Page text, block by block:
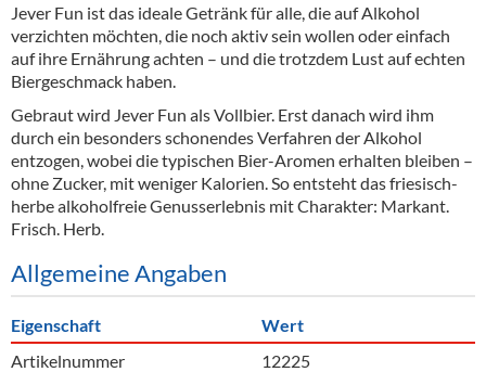
Jever Fun ist das ideale Getränk für alle, die auf Alkohol
verzichten möchten, die noch aktiv sein wollen oder einfach
auf ihre Ernährung achten – und die trotzdem Lust auf echten
Biergeschmack haben.
Gebraut wird Jever Fun als Vollbier. Erst danach wird ihm
durch ein besonders schonendes Verfahren der Alkohol
entzogen, wobei die typischen Bier-Aromen erhalten bleiben –
ohne Zucker, mit weniger Kalorien. So entsteht das friesisch-
herbe alkoholfreie Genusserlebnis mit Charakter: Markant.
Frisch. Herb.
Allgemeine Angaben
Eigenschaft
Wert
Artikelnummer
12225